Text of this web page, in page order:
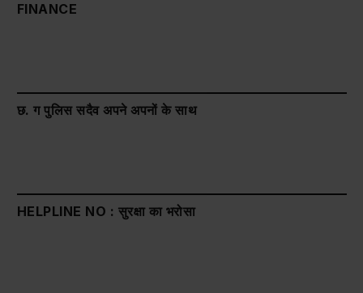
FINANCE
छ. ग पुलिस सदैव अपने अपनों के साथ
HELPLINE NO : सुरक्षा का भरोसा